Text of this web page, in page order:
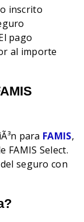
inscrito
pago
al importe
para FAMIS,
FAMIS Select.
seguro con